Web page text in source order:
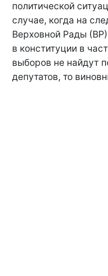
политической
случае, когда на
Верховной Рады
в конституции в
выборов не найдут
депутатов, то